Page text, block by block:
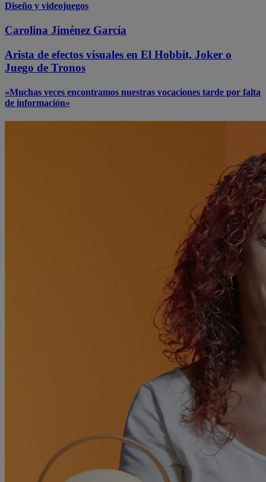
Diseño y videojuegos
Carolina Jiménez García
Arista de efectos visuales en El Hobbit, Joker o
Juego de Tronos
«Muchas veces encontramos nuestras vocaciones tarde por falta
de información»